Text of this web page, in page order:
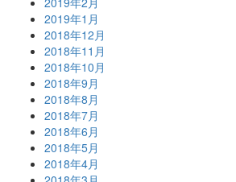
2019年1月
2018年12月
2018年11月
2018年10月
2018年9月
2018年8月
2018年7月
2018年6月
2018年5月
2018年4月